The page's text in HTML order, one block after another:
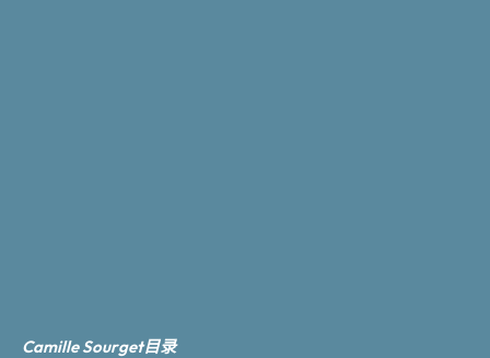
Camille Sourget目录